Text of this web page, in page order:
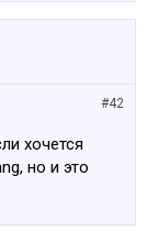
#42
хочется
но и это